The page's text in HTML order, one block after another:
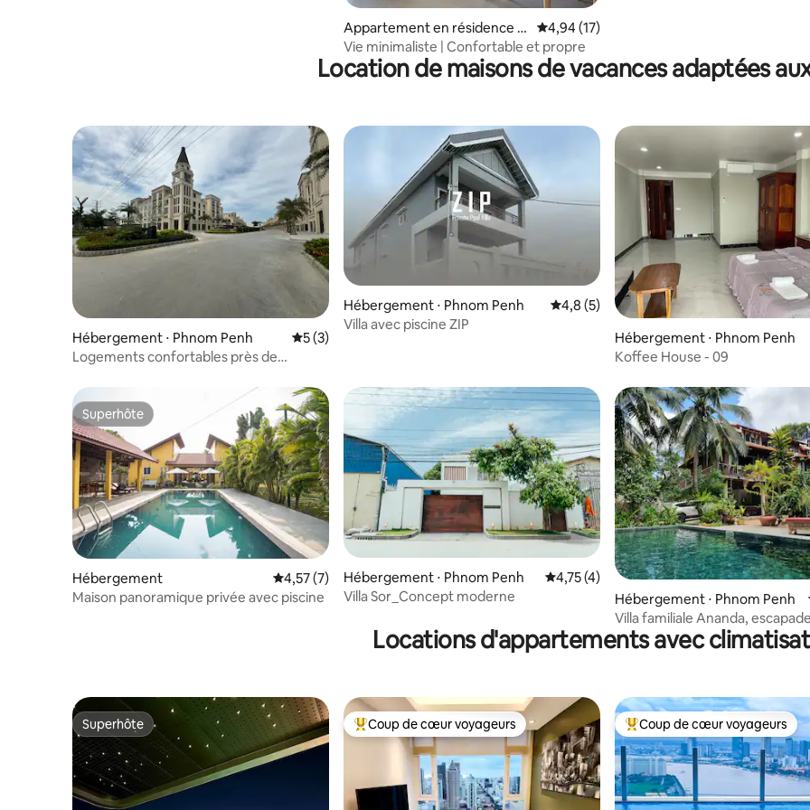
Appartement en résidence ⋅
Phnom Penh
Évaluation moyenne sur la base de 17
4,94 (17)
Vie minimaliste | Confortable et propre
Location de maisons de vacances adaptées
Hébergement ⋅ Phnom Penh Évaluation moyenne sur la base de 3 commentaires : 5 sur 5
5 (3)
Logements confortables près de
Hébergement ⋅ Phnom Penh Évaluation moyenne sur la base de 5
4,8 (5)
Villa avec piscine ZIP
Hébergement ⋅ Phnom Penh
Koffee House - 09
Superhôte
Superhôte
Hébergement Évaluation moyenne sur la base de 7 commentaires : 4,57 sur 5
4,57 (7)
Maison panoramique privée avec piscine
Hébergement ⋅ Phnom Penh Évaluation moyenne sur la base de 4
4,75 (4)
Villa Sor_Concept moderne
Hébergement ⋅ Phnom Penh
Villa familiale Ananda,
Locations d'appartements avec
Superhôte
Superhôte Coups de cœur voyageurs les plus appréciés
Coup de cœur voyageurs Coups de cœur voyageurs les
Coup de cœur voyageurs